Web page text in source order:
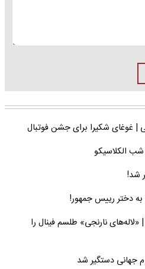
| غوغای شکیرا برای جشن فوتبال
الکلاسیکو
شد!
به دختر رییس جمهور!
هلند در آستانه جام جهانی ۲۰۲۶ | «لاله‌های نارنجی» طلسم فینال را
جهانی دستگیر شد